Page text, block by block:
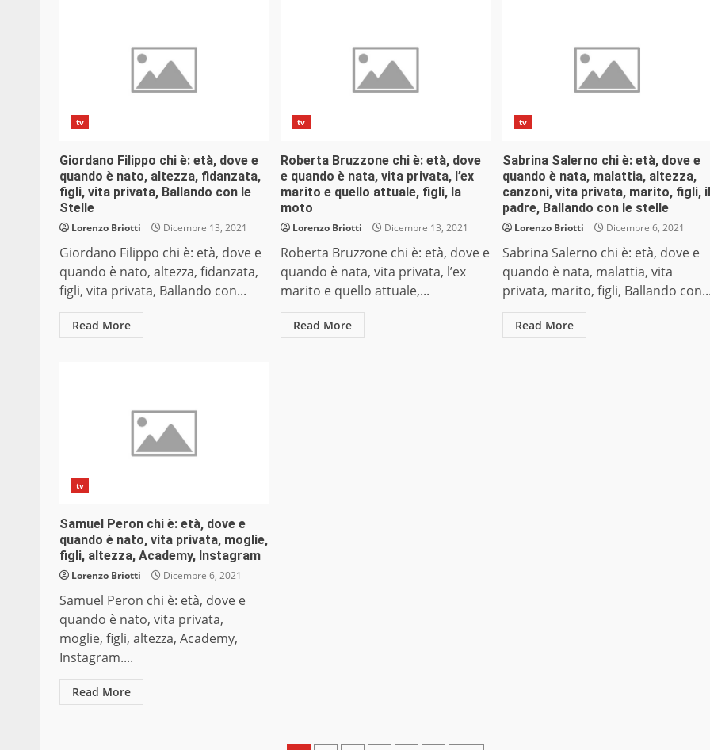
tv
Giordano Filippo chi è: età, dove e
quando è nato, altezza, fidanzata,
figli, vita privata, Ballando con le
Stelle
Lorenzo Briotti Dicembre 13, 2021
Giordano Filippo chi è: età, dove e
quando è nato, altezza, fidanzata,
figli, vita privata, Ballando con...
Read More
tv
Roberta Bruzzone chi è: età, dove
e quando è nata, vita privata, l’ex
marito e quello attuale, figli, la
moto
Lorenzo Briotti Dicembre 13, 2021
Roberta Bruzzone chi è: età, dove e
quando è nata, vita privata, l’ex
marito e quello attuale,...
Read More
tv
Sabrina Salerno chi è: età, dove e
quando è nata, malattia, altezza,
canzoni, vita privata, marito, figli, il
padre, Ballando con le stelle
Lorenzo Briotti Dicembre 6, 2021
Sabrina Salerno chi è: età, dove e
quando è nata, malattia, vita
privata, marito, figli, Ballando
Read More
tv
Samuel Peron chi è: età, dove e
quando è nato, vita privata, moglie,
figli, altezza, Academy, Instagram
Lorenzo Briotti Dicembre 6, 2021
Samuel Peron chi è: età, dove e
quando è nato, vita privata,
moglie, figli, altezza, Academy,
Instagram....
Read More